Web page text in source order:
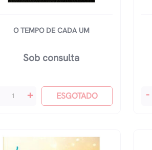
O TEMPO DE CADA UM
Sob consulta
+ ESGOTADO
O-